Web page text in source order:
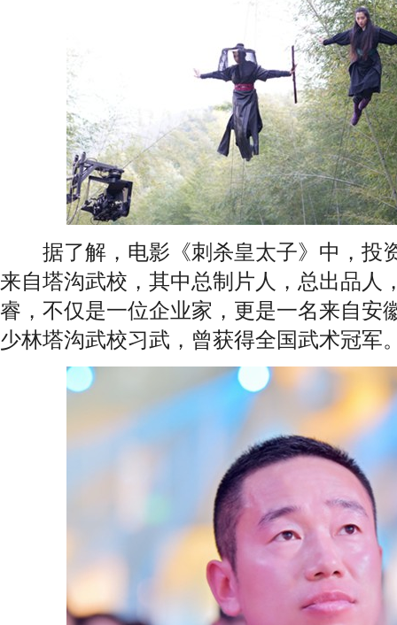
据了解，电影《刺杀皇太子》中，投
来自塔沟武校，其中总制片人，总出品人
睿，不仅是一位企业家，更是一名来自安
少林塔沟武校习武，曾获得全国武术冠军